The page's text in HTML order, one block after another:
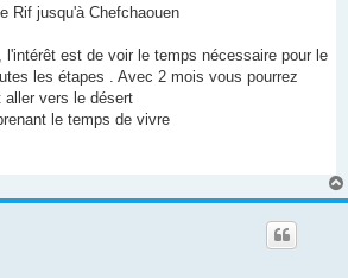
Rif jusqu'à Chefchaouen
est de voir le temps nécessaire pour le
les étapes . Avec 2 mois vous pourrez
aller vers le désert
le temps de vivre